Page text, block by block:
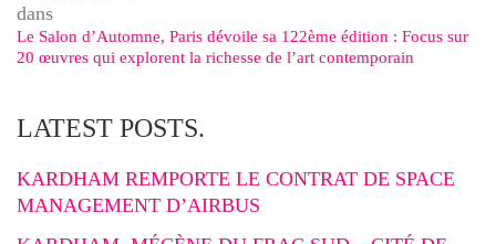
dans
Le Salon d’Automne, Paris dévoile sa 122ème édition : Focus sur
20 œuvres qui explorent la richesse de l’art contemporain
LATEST POSTS.
KARDHAM REMPORTE LE CONTRAT DE SPACE
MANAGEMENT D’AIRBUS